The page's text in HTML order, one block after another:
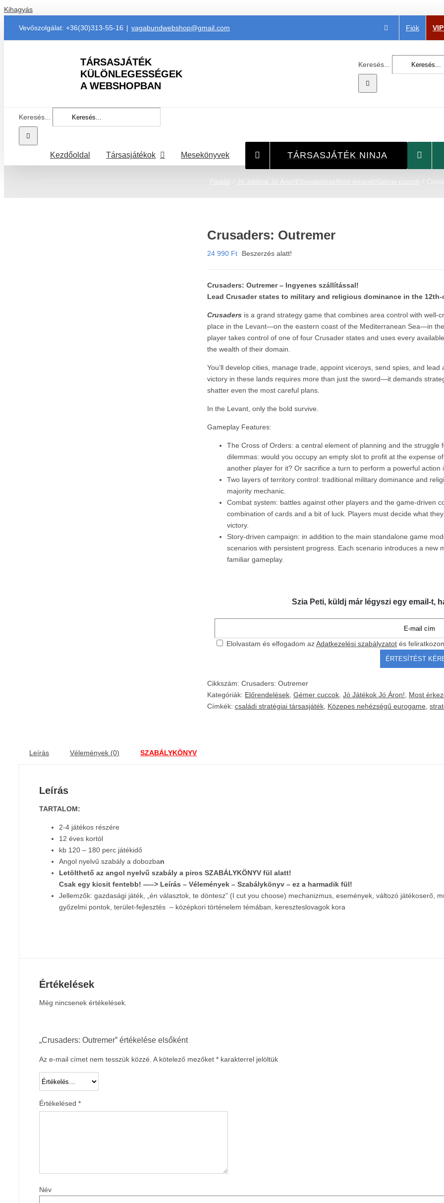
Kihagyás
Vevőszolgálat: +36(30)313-55-16 | vagabundwebshop@gmail.com Fiók
TÁRSASJÁTÉK
KÜLÖNLEGESSÉGEK
A WEBSHOPBAN
Keresés...
Keresés...
Kezdőoldal Társasjátékok Mesekönyvek TÁRSASJÁTÉK NINJA
Crusaders: Outremer
24 990 Ft Beszerzés alatt!
Crusaders: Outremer – Ingyenes szállítással!
Lead Crusader states to military and religious dominance in the
Crusaders is a grand strategy game that combines area control with well-
place in the Levant—on the eastern coast of the Mediterranean Sea—in
player takes control of one of four Crusader states and uses every
the wealth of their domain.
You’ll develop cities, manage trade, appoint viceroys, send spies, and
victory in these lands requires more than just the sword—it demands
shatter even the most careful plans.
In the Levant, only the bold survive.
Gameplay Features:
The Cross of Orders: a central element of planning and the struggle
dilemmas: would you occupy an empty slot to profit at the expense
another player for it? Or sacrifice a turn to perform a powerful action
Two layers of territory control: traditional military dominance and
majority mechanic.
Combat system: battles against other players and the game-driven
combination of cards and a bit of luck. Players must decide what
victory.
Story-driven campaign: in addition to the main standalone game
scenarios with persistent progress. Each scenario introduces a new
familiar gameplay.
Szia Peti, küldj már légyszi egy email-t,
Elolvastam és elfogadom azAdatkezelési szabályzatot és
Cikkszám: Crusaders: Outremer
Kategóriák: Előrendelések Gémer cuccok Jó Játékok Jó Áron!
Most
Címkék: családi stratégiai társasjáték Közepes nehézségű eurogame
Leírás Vélemények (0) SZABÁLYKÖNYV
Leírás
TARTALOM:
2-4 játékos részére
12 éves kortól
kb 120 – 180 perc játékidő
Angol nyelvű szabály a dobozban
Letölthető az angol nyelvű szabály a piros SZABÁLYKÖNYV fül alatt!
Csak egy kicsit fentebb! —–> Leírás – Vélemények – Szabálykönyv – ez a harmadik fül!
Jellemzők: gazdasági játék, „én választok, te döntesz” (I cut you choose) mechanizmus, események, változó játékoserő,
győzelmi pontok, terület-fejlesztés – középkori történelem témában, kereszteslovagok kora
Értékelések
Még nincsenek értékelések.
„Crusaders: Outremer” értékelése elsőként
Az e-mail címet nem tesszük közzé. A kötelező mezőket * karakterrel jelöltük
Értékelésed *
Név